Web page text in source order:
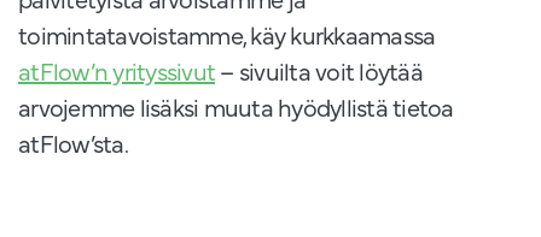
toimintatavoistamme, käy kurkkaamassa
atFlow’n yrityssivut– sivuilta voit löytää
arvojemme lisäksi muuta hyödyllistä tietoa
atFlow’sta.